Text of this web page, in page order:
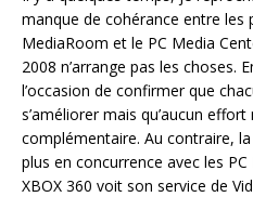
manque de cohérance entre les
MediaRoom et le PC Media
2008 n’arrange pas les choses.
l’occasion de confirmer que
s’améliorer mais qu’aucun
complémentaire. Au contraire,
plus en concurrence avec les
XBOX 360 voit son service de